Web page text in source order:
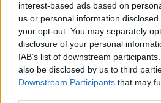
interest-based ads based on
us or personal information
your opt-out. You may separately
disclosure of your personal
IAB’s list of downstream
also be disclosed by us to third
Downstream Participants that may
Kategorie
opracowania
Tagi
Zbrodnia i kara -
W jakim celu twórca
mitologicznych? Omów